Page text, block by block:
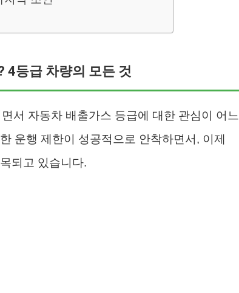
4등급 차량의 모든 것
서 자동차 배출가스 등급에 대한 관심이 어느
운행 제한이 성공적으로 안착하면서, 이제
되고 있습니다.